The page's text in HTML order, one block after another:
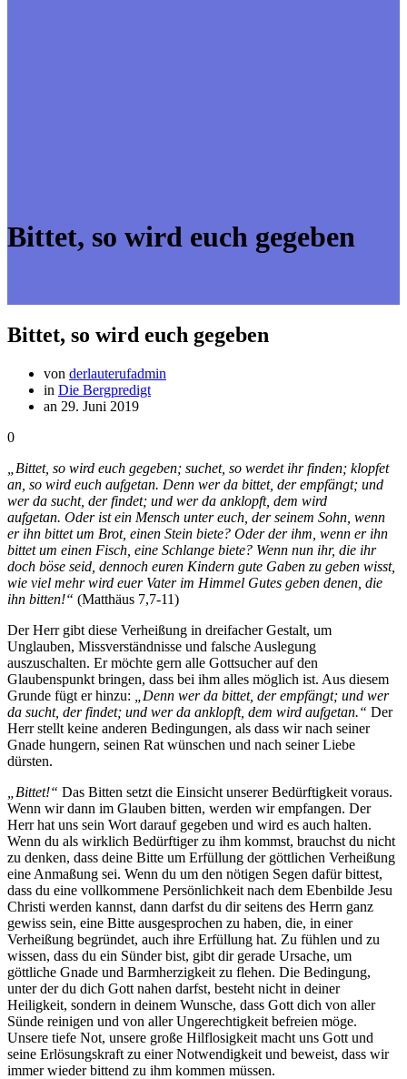
Bittet, so wird euch gegeben
Bittet, so wird euch gegeben
von derlauterufadmin
in Die Bergpredigt
an 29. Juni 2019
0
„Bittet, so wird euch gegeben; suchet, so werdet ihr finden; klopfet
an, so wird euch aufgetan. Denn wer da bittet, der empfängt; und
wer da sucht, der findet; und wer da anklopft, dem wird
aufgetan. Oder ist ein Mensch unter euch, der seinem Sohn, wenn
er ihn bittet um Brot, einen Stein biete? Oder der ihm, wenn er ihn
bittet um einen Fisch, eine Schlange biete? Wenn nun ihr, die ihr
doch böse seid, dennoch euren Kindern gute Gaben zu geben wisst,
wie viel mehr wird euer Vater im Himmel Gutes geben denen, die
ihn bitten!“ (Matthäus 7,7-11)
Der Herr gibt diese Verheißung in dreifacher Gestalt, um
Unglauben, Missverständnisse und falsche Auslegung
auszuschalten. Er möchte gern alle Gottsucher auf den
Glaubenspunkt bringen, dass bei ihm alles möglich ist. Aus diesem
Grunde fügt er hinzu:
„Denn wer da bittet, der empfängt; und wer
da sucht, der findet; und wer da anklopft, dem wird aufgetan.“ Der
Herr stellt keine anderen Bedingungen, als dass wir nach seiner
Gnade hungern, seinen Rat wünschen und nach seiner Liebe
dürsten.
„Bittet!“ Das Bitten setzt die Einsicht unserer Bedürftigkeit voraus.
Wenn wir dann im Glauben bitten, werden wir empfangen. Der
Herr hat uns sein Wort darauf gegeben und wird es auch halten.
Wenn du als wirklich Bedürftiger zu ihm kommst, brauchst du nicht
zu denken, dass deine Bitte um Erfüllung der göttlichen Verheißung
eine Anmaßung sei. Wenn du um den nötigen Segen dafür bittest,
dass du eine vollkommene Persönlichkeit nach dem Ebenbilde Jesu
Christi werden kannst, dann darfst du dir seitens des Herrn ganz
gewiss sein, eine Bitte ausgesprochen zu haben, die, in einer
Verheißung begründet, auch ihre Erfüllung hat. Zu fühlen und zu
wissen, dass du ein Sünder bist, gibt dir gerade Ursache, um
göttliche Gnade und Barmherzigkeit zu flehen. Die Bedingung,
unter der du dich Gott nahen darfst, besteht nicht in deiner
Heiligkeit, sondern in deinem Wunsche, dass Gott dich von aller
Sünde reinigen und von aller Ungerechtigkeit befreien möge.
Unsere tiefe Not, unsere große Hilflosigkeit macht uns Gott und
seine Erlösungskraft zu einer Notwendigkeit und beweist, dass wir
immer wieder bittend zu ihm kommen müssen.